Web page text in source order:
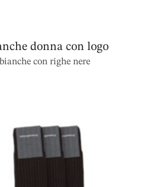
donna con logo
con righe nere